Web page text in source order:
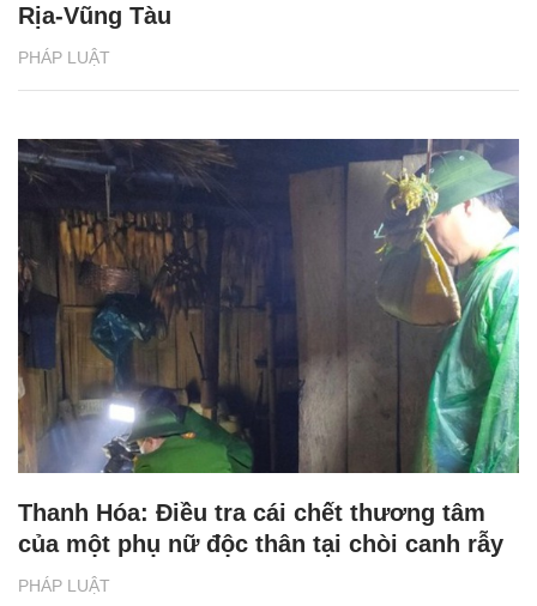
PHÁP LUẬT
Rịa-Vũng Tàu
PHÁP LUẬT
Thanh Hóa: Điều tra cái chết thương tâm
của một phụ nữ độc thân tại chòi canh rẫy